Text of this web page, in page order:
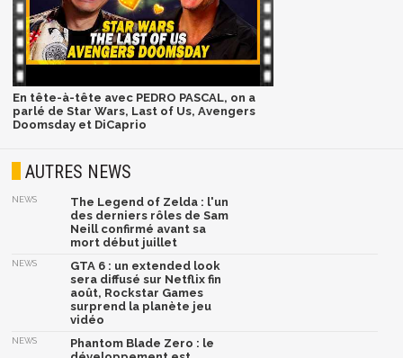
En tête-à-tête avec PEDRO PASCAL, on a
parlé de Star Wars, Last of Us, Avengers
Doomsday et DiCaprio
AUTRES NEWS
NEWS
The Legend of Zelda : l'un
des derniers rôles de Sam
Neill confirmé avant sa
mort début juillet
NEWS
GTA 6 : un extended look
sera diffusé sur Netflix fin
août, Rockstar Games
surprend la planète jeu
vidéo
NEWS
Phantom Blade Zero : le